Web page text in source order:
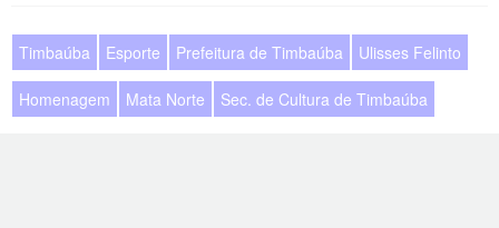
Timbaúba Esporte Prefeitura de Timbaúba Ulisses Felinto
Homenagem Mata Norte Sec. de Cultura de Timbaúba